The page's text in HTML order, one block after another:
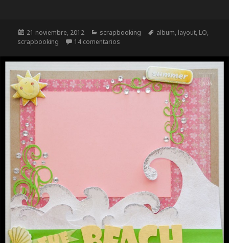
Publicado
el
21 noviembre, 2012 Categorías
scrapbooking Etiquetas
album, layout, LO,
scrapbooking
14 comentarios